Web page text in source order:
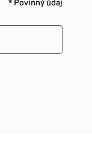
* Povinný údaj